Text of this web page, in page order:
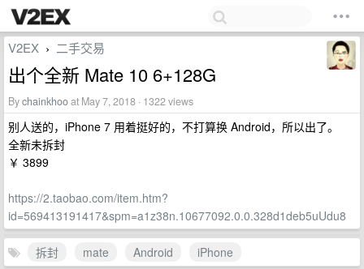
V2EX › 二手交易
出个全新 Mate 10 6+128G
Bychainkhooat May 7, 2018 · 1322 views
别人送的，iPhone 7 用着挺好的，不打算换 Android，所以出了。
全新未拆封
￥ 3899
https://2.taobao.com/item.htm?
id=569413191417&spm=a1z38n.10677092.0.0.328d1deb5uUdu8
拆封 mate Android
iPhone